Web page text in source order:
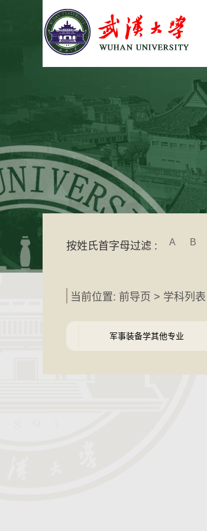
按姓氏首字母过滤 : A B
当前位置: 前导页 > 学科列表
军事装备学其他专业